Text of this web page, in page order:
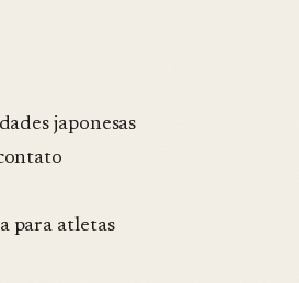
japonesas
para atletas